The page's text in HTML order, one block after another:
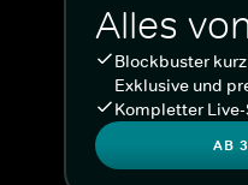
Alles
Blockbuster
Exklusive und
Kompletter
AB